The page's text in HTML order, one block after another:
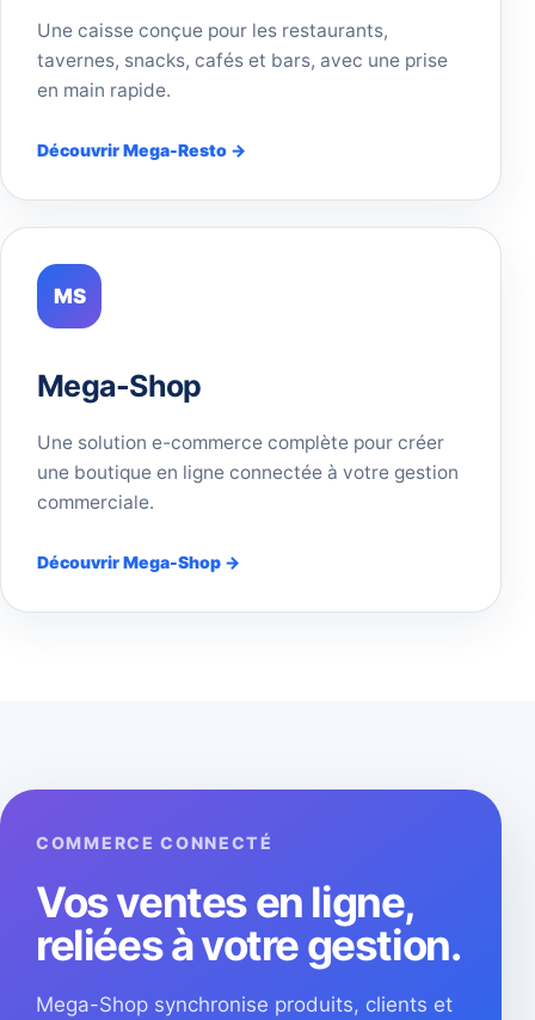
Une caisse conçue pour les restaurants,
tavernes, snacks, cafés et bars, avec une prise
en main rapide.
Découvrir Mega-Resto →
MS
Mega-Shop
Une solution e-commerce complète pour créer
une boutique en ligne connectée à votre gestion
commerciale.
Découvrir Mega-Shop →
COMMERCE CONNECTÉ
Vos ventes en ligne,
reliées à votre gestion.
Mega-Shop synchronise produits, clients et